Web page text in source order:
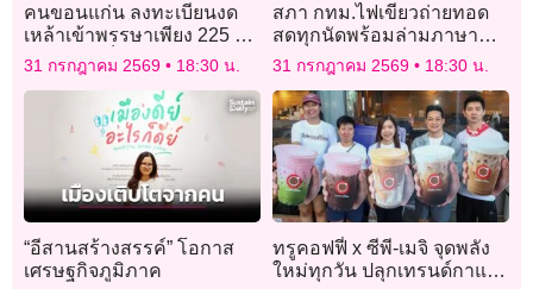
คนขอนแก่น ลงทะเบียนงด
เหล้าเข้าพรรษาเพียง 225 คน
ขณะร้อยเอ็ดสูงสุดในอีสาน
ทะลุกว่า 5 หมื่น
31 กรกฎาคม 2569 18:30 น.
สภา กทม.ไฟเขียวถ่ายทอด
สดทุกนัดพร้อมล่ามภาษามือ
แปล เปิดข้อมูลทุกมติรับฟัง
ประชาชน
31 กรกฎาคม 2569 18:30 น.
“อีสานสร้างสรรค์” โอกาส
เศรษฐกิจภูมิภาค
ทรูคอฟฟี่ x ซีพี-เมจิ จุดพลัง
ใหม่ทุกวัน ปลุกเทรนด์กาแฟ